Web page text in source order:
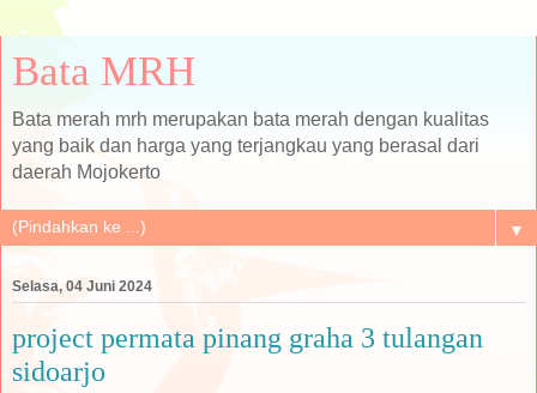
Bata MRH
Bata merah mrh merupakan bata merah dengan kualitas
yang baik dan harga yang terjangkau yang berasal dari
daerah Mojokerto
▼
Selasa, 04 Juni 2024
project permata pinang graha 3 tulangan
sidoarjo